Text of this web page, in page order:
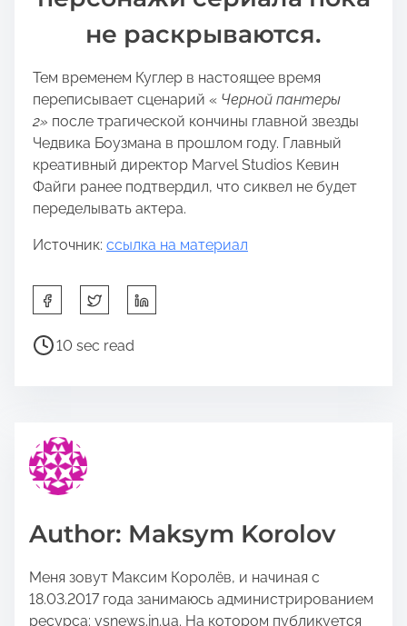
не раскрываются.
Тем временем Куглер в настоящее время
переписывает сценарий « Черной пантеры
2» после трагической кончины главной звезды
Чедвика Боузмана в прошлом году. Главный
креативный директор Marvel Studios Кевин
Файги ранее подтвердил, что сиквел не будет
переделывать актера.
Источник: ссылка на материал
h
a
s
p
s
o
n
:
P
o
e
a
d
i
e
10 sec read
Author: Maksym Korolov
Меня зовут Максим Королёв, и начиная с
18.03.2017 года занимаюсь администрированием
ресурса: vsnews.in.ua. На котором публикуется